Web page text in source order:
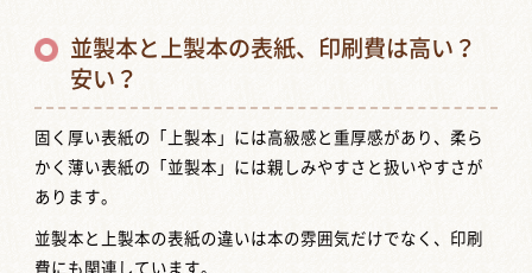
並製本と上製本の表紙、印刷費は高い？
安い？
固く厚い表紙の「上製本」には高級感と重厚感があり、柔ら
かく薄い表紙の「並製本」には親しみやすさと扱いやすさが
あります。
並製本と上製本の表紙の違いは本の雰囲気だけでなく、印刷
費にも関連しています。